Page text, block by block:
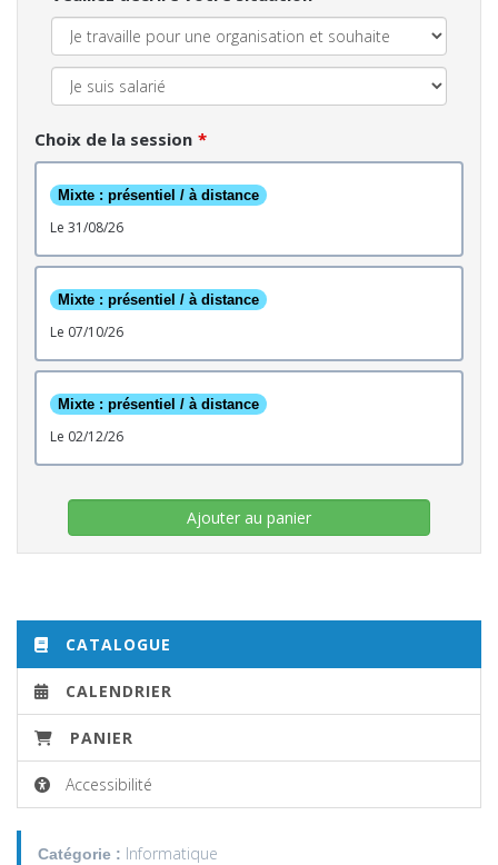
Choix de la session
Mixte : présentiel / à distance
le 31/08/26
Mixte : présentiel / à distance
le 07/10/26
Mixte : présentiel / à distance
le 02/12/26
Ajouter au panier
CATALOGUE
CALENDRIER
PANIER
Accessibilité
Catégorie : Informatique